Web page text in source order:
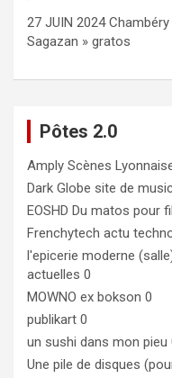
27 JUIN 2024
Sagazan » gratos
Pôtes 2.0
Amply Scènes
Dark Globe site de
EOSHD Du matos pour
Frenchytech actu
l'epicerie moderne
actuelles 0
MOWNO ex bokson 0
publikart 0
un sushi dans mon pieu
Une pile de disques